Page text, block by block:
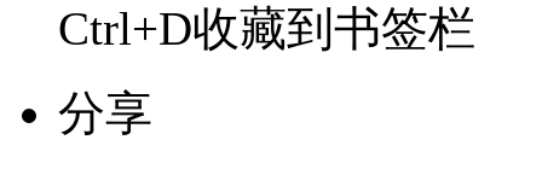
Ctrl+D收藏到书签栏
分享